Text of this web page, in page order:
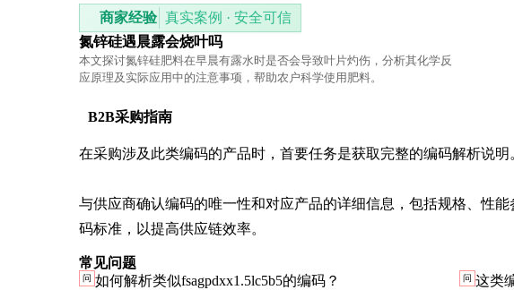
商家经验 真实案例 · 安全可信
氮锌硅遇晨露会烧叶吗
本文探讨氮锌硅肥料在早晨有露水时是否会导致叶片灼伤，分析其化学反
应原理及实际应用中的注意事项，帮助农户科学使用肥料。
B2B采购指南
在采购涉及此类编码的产品时，首要任务是获取完整的编码解析说
与供应商确认编码的唯一性和对应产品的详细信息，包括规格、性
码标准，以提高供应链效率。
常见问题
问 如何解析类似fsagpdxx1.5lc5b5的编码？ 问 这类